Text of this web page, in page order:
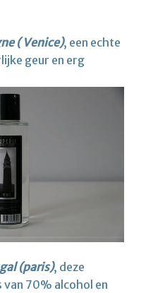
( Venice), een echte
geur en erg
(paris), deze
van 70% alcohol en